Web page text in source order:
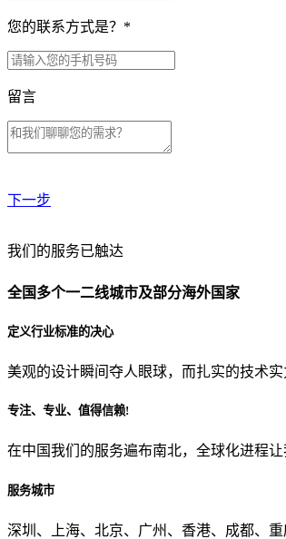
您的联系方式是？ *
留言
下一步
贵公司预算范围是？
贵公司的团队规模是？
从哪里了解到我们？
我们的服务已触达
全国多个一二线城市及部分海外国家
定义行业标准的决心
美观的设计瞬间夺人眼球，而扎实的技术
专注、专业、值得信赖!
在中国我们的服务遍布南北，全球化进程
服务城市
深圳、上海、北京、广州、香港、成都、